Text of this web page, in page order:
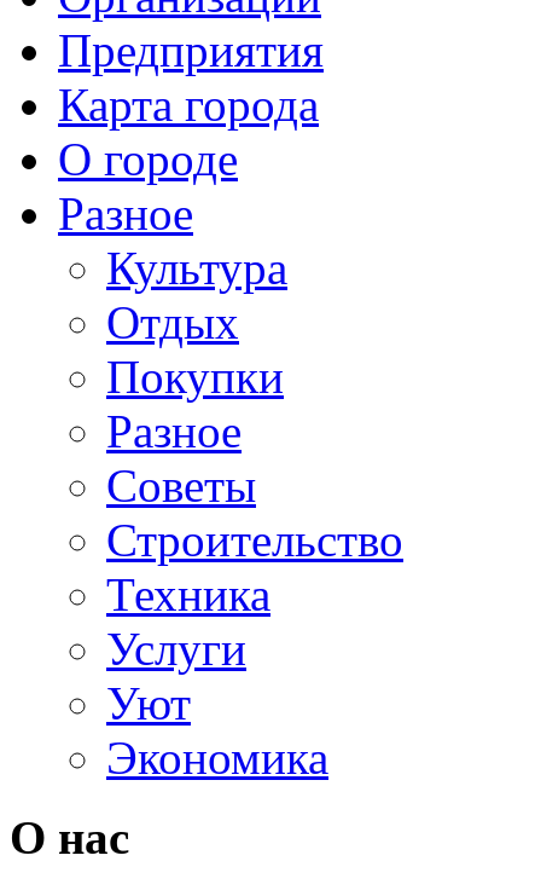
Предприятия
Карта города
О городе
Разное
Культура
Отдых
Покупки
Разное
Советы
Строительство
Техника
Услуги
Уют
Экономика
О нас